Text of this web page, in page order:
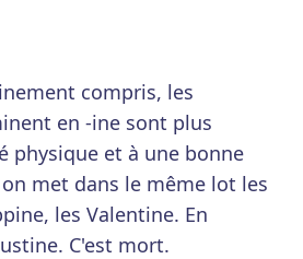
compris, les
en -ine sont plus
physique et à une bonne
met dans le même lot les
les Valentine. En
C'est mort.